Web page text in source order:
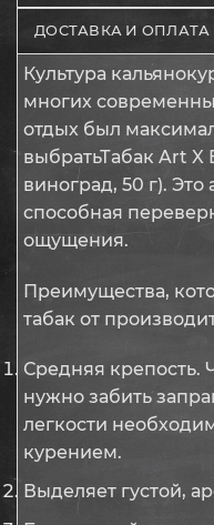
ДОСТАВКА И ОПЛАТА
Культура
многих
отдых был
выбратьТабак Art
виноград, 50 г). Это
способная
ощущения.
Преимущества,
табак от
Средняя крепость.
нужно забить
легкости
курением.
Выделяет густой,